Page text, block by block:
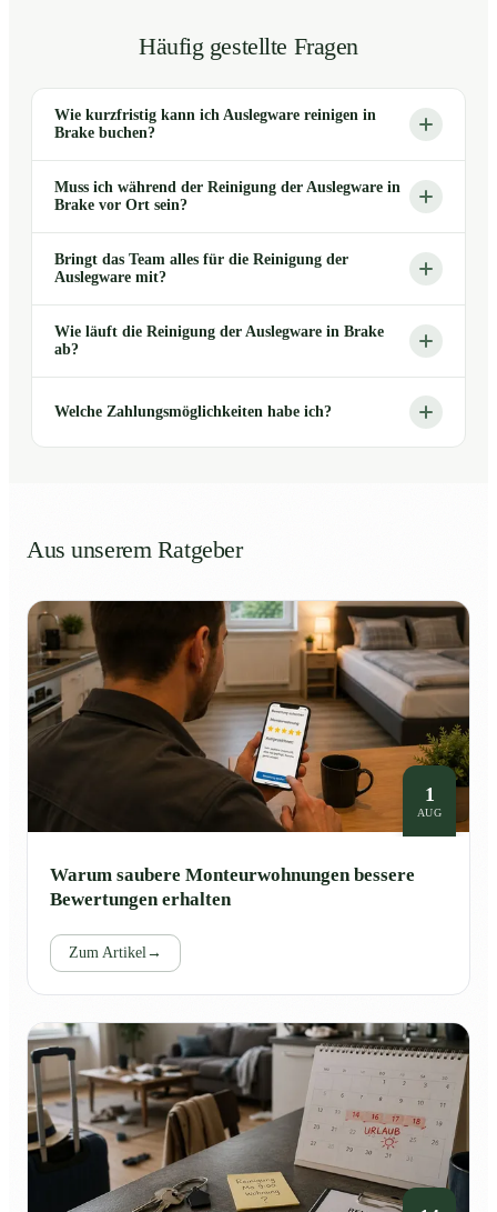
Häufig gestellte Fragen
Wie kurzfristig kann ich Auslegware reinigen in
Brake buchen?
Muss ich während der Reinigung der Auslegware in
Brake vor Ort sein?
Bringt das Team alles für die Reinigung der
Auslegware mit?
Wie läuft die Reinigung der Auslegware in Brake
ab?
Welche Zahlungsmöglichkeiten habe ich?
Aus unserem Ratgeber
1
AUG
Warum saubere Monteurwohnungen bessere
Bewertungen erhalten
Zum Artikel→